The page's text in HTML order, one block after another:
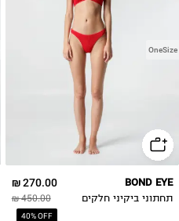
OneSize
270.00 ₪
450.00 ₪
40% OFF
BOND EYE
תחתוני ביקיני חלקים